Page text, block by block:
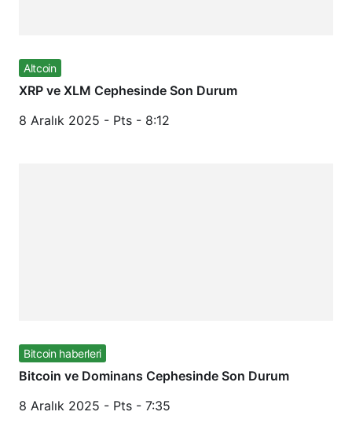
Altcoin
XRP ve XLM Cephesinde Son Durum
8 Aralık 2025 - Pts - 8:12
Bitcoin haberleri
Bitcoin ve Dominans Cephesinde Son Durum
8 Aralık 2025 - Pts - 7:35